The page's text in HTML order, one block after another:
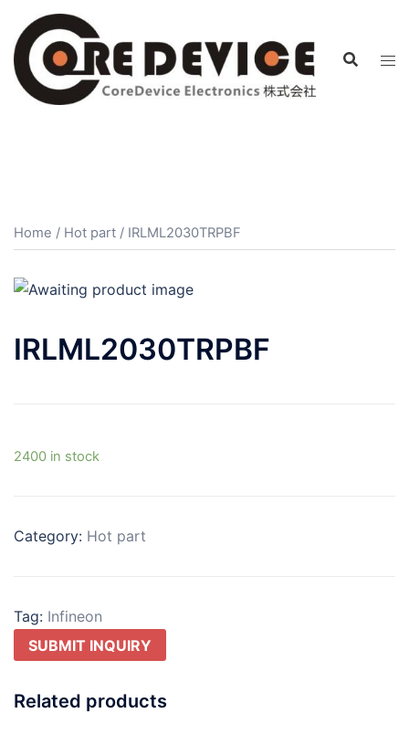
Home / Hot part / IRLML2030TRPBF
IRLML2030TRPBF
2400 in stock
Category: Hot part
Tag: Infineon
SUBMIT INQUIRY
Related products